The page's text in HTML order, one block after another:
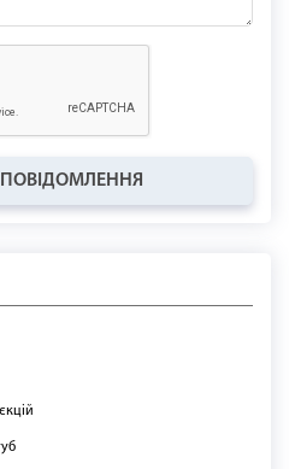
ПОВІДОМЛЕННЯ